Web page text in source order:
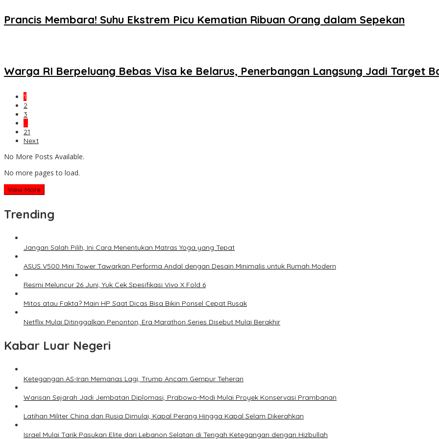
Prancis Membara! Suhu Ekstrem Picu Kematian Ribuan Orang dalam Sepekan
Warga RI Berpeluang Bebas Visa ke Belarus, Penerbangan Langsung Jadi Target
1
2
3
…
21
Next
No More Posts Available.
No more pages to load.
View More
Trending
Jangan Salah Pilih, Ini Cara Menentukan Matras Yoga yang Tepat
ASUS V500 Mini Tower Tawarkan Performa Andal dengan Desain Minimalis untuk Rumah Modern
Resmi Meluncur 26 Juni, Yuk Cek Spesifikasi Vivo X Fold 6
Mitos atau Fakta? Main HP Saat Dicas Bisa Bikin Ponsel Cepat Rusak
Netflix Mulai Ditinggalkan Penonton, Era Marathon Series Disebut Mulai Berakhir
Kabar Luar Negeri
Ketegangan AS-Iran Memanas Lagi, Trump Ancam Gempur Teheran
Warisan Sejarah Jadi Jembatan Diplomasi, Prabowo-Modi Mulai Proyek Konservasi Prambanan
Latihan Militer China dan Rusia Dimulai, Kapal Perang Hingga Kapal Selam Dikerahkan
Israel Mulai Tarik Pasukan Elite dari Lebanon Selatan di Tengah Ketegangan dengan Hizbullah